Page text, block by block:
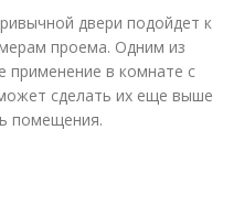
двери подойдет к
проема. Одним из
применение в комнате с
сделать их еще выше
помещения.